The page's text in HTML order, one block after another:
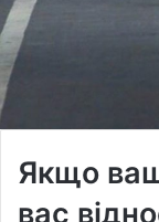
Якщо
вас